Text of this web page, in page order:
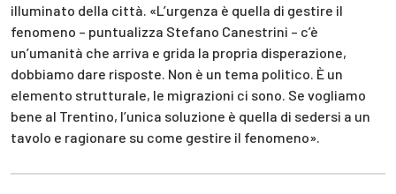
illuminato della città. «L’urgenza è quella di gestire il
fenomeno – puntualizza Stefano Canestrini – c’è
un’umanità che arriva e grida la propria disperazione,
dobbiamo dare risposte. Non è un tema politico. È un
elemento strutturale, le migrazioni ci sono. Se vogliamo
bene al Trentino, l’unica soluzione è quella di sedersi a un
tavolo e ragionare su come gestire il fenomeno».